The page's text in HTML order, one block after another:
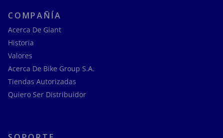
COMPAÑÍA
Acerca De Giant
Historia
Valores
Acerca De Bike Group S.A.
Tiendas Autorizadas
Quiero Ser Distribuidor